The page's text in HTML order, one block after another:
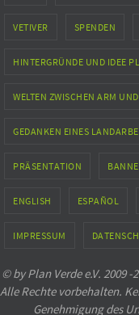
VETIVER SPENDEN
HINTERGRÜNDE UND IDEE
WELTEN ZWISCHEN ARM
GEDANKEN EINES
PRÄSENTATION
ENGLISH ESPAÑOL
IMPRESSUM
© by Plan Verde e.V. 2009
Alle Rechte vorbehalten.
Genehmigung des